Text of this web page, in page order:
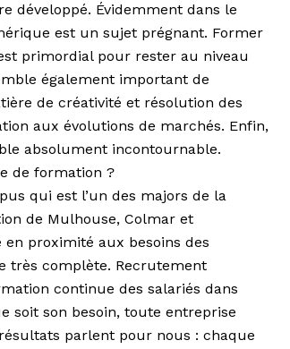
développé. Évidemment dans le
est un sujet prégnant. Former
primordial pour rester au niveau
également important de
de créativité et résolution des
aux évolutions de marchés. Enfin,
absolument incontournable.
de formation ?
qui est l’un des majors de la
de Mulhouse, Colmar et
proximité aux besoins des
très complète. Recrutement
continue des salariés dans
soit son besoin, toute entreprise
parlent pour nous : chaque